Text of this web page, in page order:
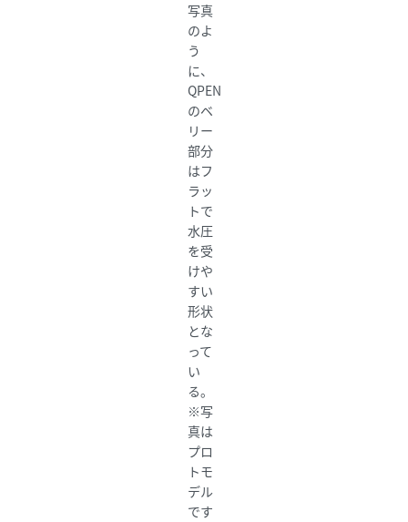
写真
のよ
う
に、
QPEN
のベ
リー
部分
はフ
ラッ
トで
水圧
を受
けや
すい
形状
とな
って
い
る。
※写
真は
プロ
トモ
デル
です